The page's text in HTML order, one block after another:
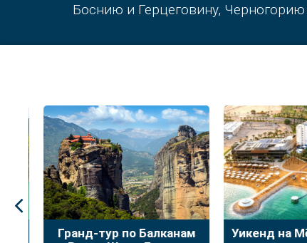
Боснию и Герцеговину,
Гранд-тур по Балканам
Уикенд на